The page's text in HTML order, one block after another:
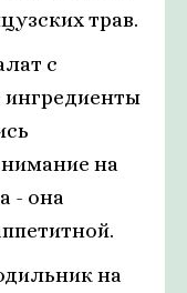
трав.
с
ингредиенты
на
- она
на